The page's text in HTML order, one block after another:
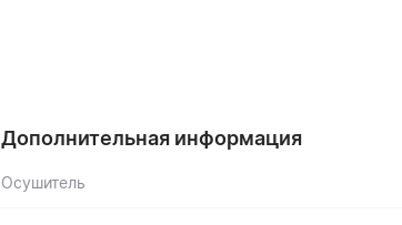
Дополнительная информация
Осушитель